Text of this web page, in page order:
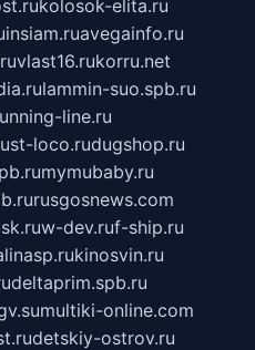
kolosok-elita.ru
insiam.ruavegainfo.ru
vlast16.rukorru.net
lammin-suo.spb.ru
line.ru
loco.rudugshop.ru
mymubaby.ru
rusgosnews.com
w-dev.ruf-ship.ru
kinosvin.ru
deltaprim.spb.ru
multiki-online.com
detskiy-ostrov.ru